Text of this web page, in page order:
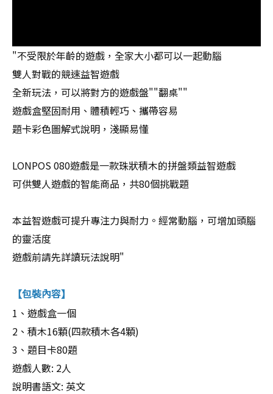
"不受限於年齡的遊戲，全家大小都可以一起動腦
雙人對戰的競速益智遊戲
全新玩法，可以將對方的遊戲盤""翻桌""
遊戲盒堅固耐用、體積輕巧、攜帶容易
題卡彩色圖解式說明，淺顯易懂
LONPOS 080遊戲是一款珠狀積木的拼盤類益智遊戲
可供雙人遊戲的智能商品，共80個挑戰題
本益智遊戲可提升專注力與耐力。經常動腦，可增加頭腦
的靈活度
遊戲前請先詳讀玩法說明"
【包裝內容】
1、遊戲盒一個
2、積木16顆(四款積木各4顆)
3、題目卡80題
遊戲人數: 2人
說明書語文: 英文